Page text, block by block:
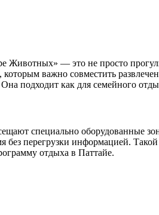
Животных» — это не просто
важно совместить
подходит как для семейного
специально оборудованные
без перегрузки информацией.
отдыха в Паттайе.